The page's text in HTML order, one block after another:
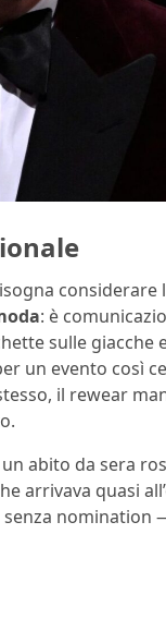
: è
sulle giacche
un evento così
il rewear
abito da sera
arrivava quasi
senza nomination